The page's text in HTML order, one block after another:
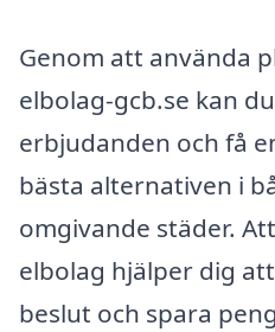
Genom att använda
elbolag-gcb.se kan
erbjudanden och få
bästa alternativen i
omgivande städer.
elbolag hjälper dig
beslut och spara